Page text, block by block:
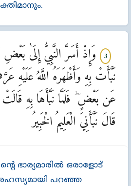
ഭാര്യമാരില്‍ ഒരാളോട്‌
പറഞ്ഞ
3
وَإِذْ أَسَرَّ النَّبِيُّ إِلَىٰ بَعْضِ
نَبَّأَتْ بِهِ وَأَظْهَرَهُ اللَّهُ
عَن بَعْضٍ ۖ فَلَمَّا نَبَّأَهَا بِهِ
قَالَ نَبَّأَنِيَ الْعَلِيمُ الْخَبِيرُ